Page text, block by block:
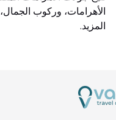
الأهرامات، وركوب
المزيد.